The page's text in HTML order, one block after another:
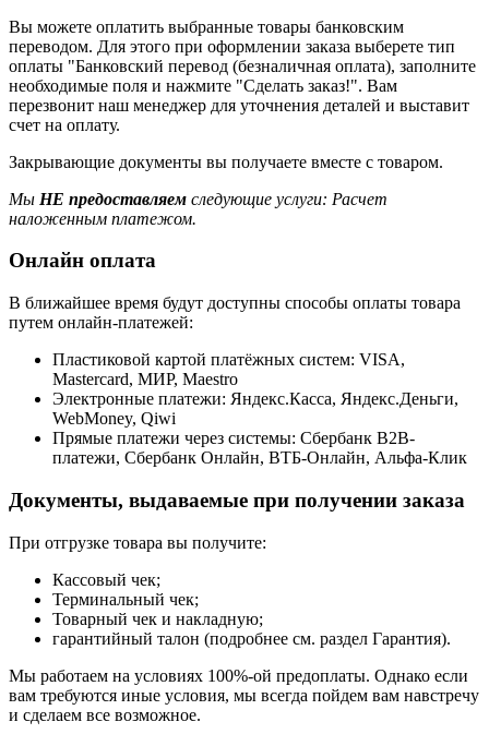
Вы можете оплатить выбранные товары банковским
переводом. Для этого при оформлении заказа выберете тип
оплаты "Банковский перевод (безналичная оплата), заполните
необходимые поля и нажмите "Сделать заказ!". Вам
перезвонит наш менеджер для уточнения деталей и выставит
счет на оплату.
Закрывающие документы вы получаете вместе с товаром.
Мы НЕ предоставляем следующие услуги: Расчет
наложенным платежом.
Онлайн оплата
В ближайшее время будут доступны способы оплаты товара
путем онлайн-платежей:
Пластиковой картой платёжных систем: VISA,
Mastercard, МИР, Maestrо
Электронные платежи: Яндекс.Касса, Яндекс.Деньги,
WebMoney, Qiwi
Прямые платежи через системы: Сбербанк B2B-
платежи, Сбербанк Онлайн, ВТБ-Онлайн, Альфа-Клик
Документы, выдаваемые при получении заказа
При отгрузке товара вы получите:
Кассовый чек;
Терминальный чек;
Товарный чек и накладную;
гарантийный талон (подробнее см. раздел Гарантия).
Мы работаем на условиях 100%-ой предоплаты. Однако если
вам требуются иные условия, мы всегда пойдем вам навстречу
и сделаем все возможное.